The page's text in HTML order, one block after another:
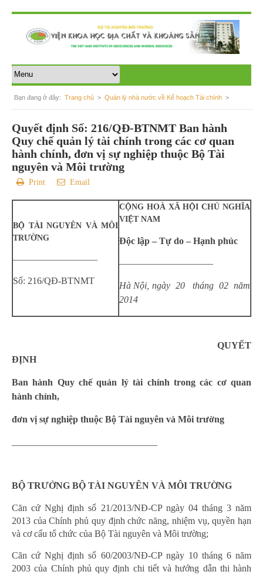
Bạn đang ở đây: Trang chủ > Quản lý nhà nước về Kế hoạch Tài chính >
Quyết định Số: 216/QĐ-BTNMT Ban hành
Quy chế quản lý tài chính trong các cơ quan
hành chính, đơn vị sự nghiệp thuộc Bộ Tài
nguyên và Môi trường
Print Email
BỘ TÀI NGUYÊN VÀ MÔI
TRƯỜNG
––––––––––––––––––
Số: 216/QĐ-BTNMT
CỘNG HOÀ XÃ HỘI CHỦ NGHĨA
VIỆT NAM
Độc lập – Tự do – Hạnh phúc
––––––––––––––––––––
Hà Nội, ngày 20 tháng 02 năm
2014
QUYẾT
ĐỊNH
Ban hành Quy chế quản lý tài chính trong các cơ quan
hành chính,
đơn vị sự nghiệp thuộc Bộ Tài nguyên và Môi trường
BỘ TRƯỞNG BỘ TÀI NGUYÊN VÀ MÔI TRƯỜNG
Căn cứ Nghị định số 21/2013/NĐ-CP ngày 04 tháng 3 năm
2013 của Chính phủ quy định chức năng, nhiệm vụ, quyền hạn
và cơ cấu tổ chức của Bộ Tài nguyên và Môi trường;
Căn cứ Nghị định số 60/2003/NĐ-CP ngày 10 tháng 6 năm
2003 của Chính phủ quy định chi tiết và hướng dẫn thi hành